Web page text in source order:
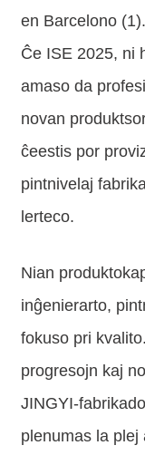
Ĉe ISE 2025, ni
amaso da
novan
ĉeestis por
pintnivelaj
lerteco.
Nian
inĝenierarto,
fokuso pri
progresojn kaj
JINGYI-
plenumas la plej